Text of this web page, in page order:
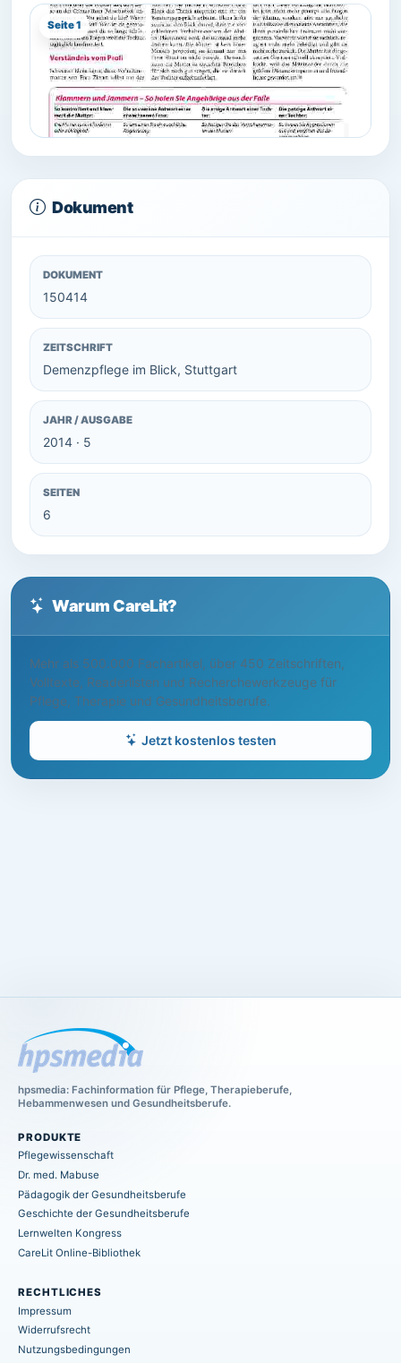
Seite 1
Dokument
DOKUMENT
150414
ZEITSCHRIFT
Demenzpflege im Blick, Stuttgart
JAHR / AUSGABE
2014 · 5
SEITEN
6
Warum CareLit?
Mehr als 500.000 Fachartikel, über 450 Zeitschriften,
Volltexte, Readerlisten und Recherchewerkzeuge für
Pflege, Therapie und Gesundheitsberufe.
Jetzt kostenlos testen
hpsmedia: Fachinformation für Pflege, Therapieberufe,
Hebammenwesen und Gesundheitsberufe.
PRODUKTE
Pflegewissenschaft
Dr. med. Mabuse
Pädagogik der Gesundheitsberufe
Geschichte der Gesundheitsberufe
Lernwelten Kongress
CareLit Online-Bibliothek
RECHTLICHES
Impressum
Widerrufsrecht
Nutzungsbedingungen